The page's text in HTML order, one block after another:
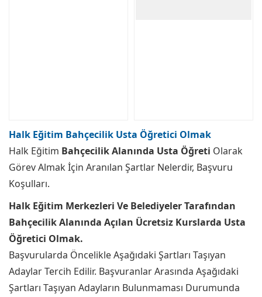
Halk Eğitim Bahçecilik Usta Öğretici Olmak
Halk Eğitim Bahçecilik Alanında Usta Öğreti Olarak
Görev Almak İçin Aranılan Şartlar Nelerdir, Başvuru
Koşulları.
Halk Eğitim Merkezleri Ve Belediyeler Tarafından
Bahçecilik Alanında Açılan Ücretsiz Kurslarda Usta
Öğretici Olmak.
Başvurularda Öncelikle Aşağıdaki Şartları Taşıyan
Adaylar Tercih Edilir. Başvuranlar Arasında Aşağıdaki
Şartları Taşıyan Adayların Bulunmaması Durumunda